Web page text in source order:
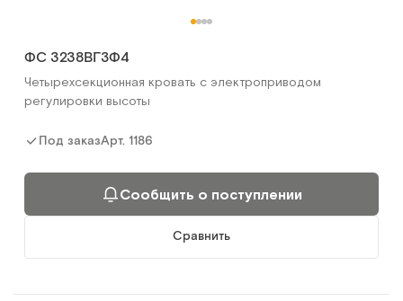
ФС 3238ВГЗФ4
Четырехсекционная кровать с электроприводом
регулировки высоты
Под заказАрт. 1186
Сообщить о поступлении
Сравнить